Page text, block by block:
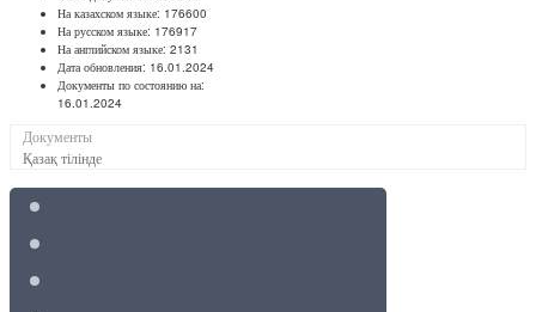
На казахском языке: 176600
На русском языке: 176917
На английском языке: 2131
Дата обновления: 16.01.2024
Документы по состоянию на:
16.01.2024
Документы
Қазақ тілінде